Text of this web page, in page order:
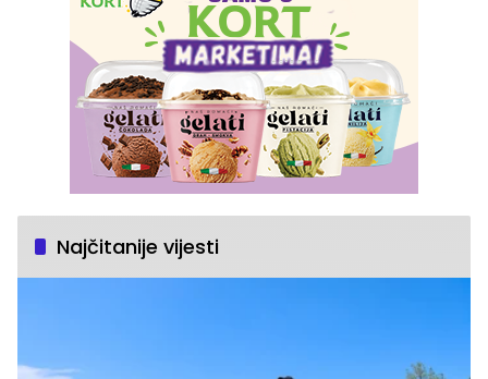
Najčitanije vijesti